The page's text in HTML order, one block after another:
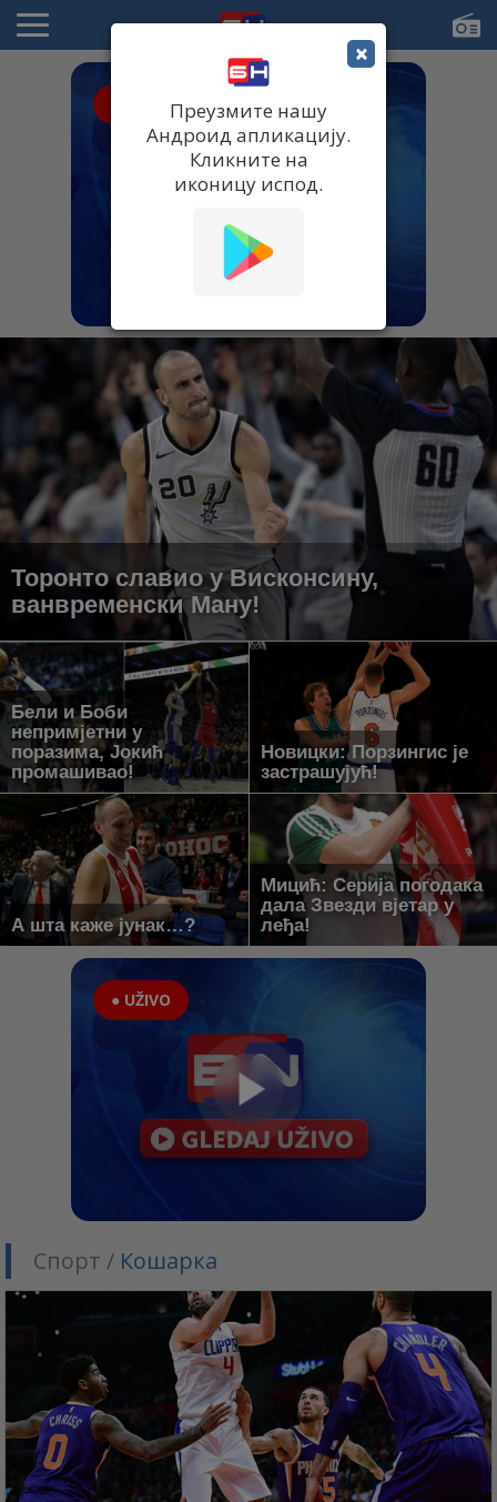
Торонто славио у Висконсину,
ванвременски Ману!
Бели и Боби
непримјетни у
поразима, Јокић
промашивао!
Новицки: Порзингис је
застрашујућ!
А шта каже јунак…?
Мицић: Серија погодака
дала Звезди вјетар у
леђа!
● UŽIVO
Спорт / Кошарка
×
Преузмите нашу
Андроид апликацију.
Кликните на
иконицу испод.